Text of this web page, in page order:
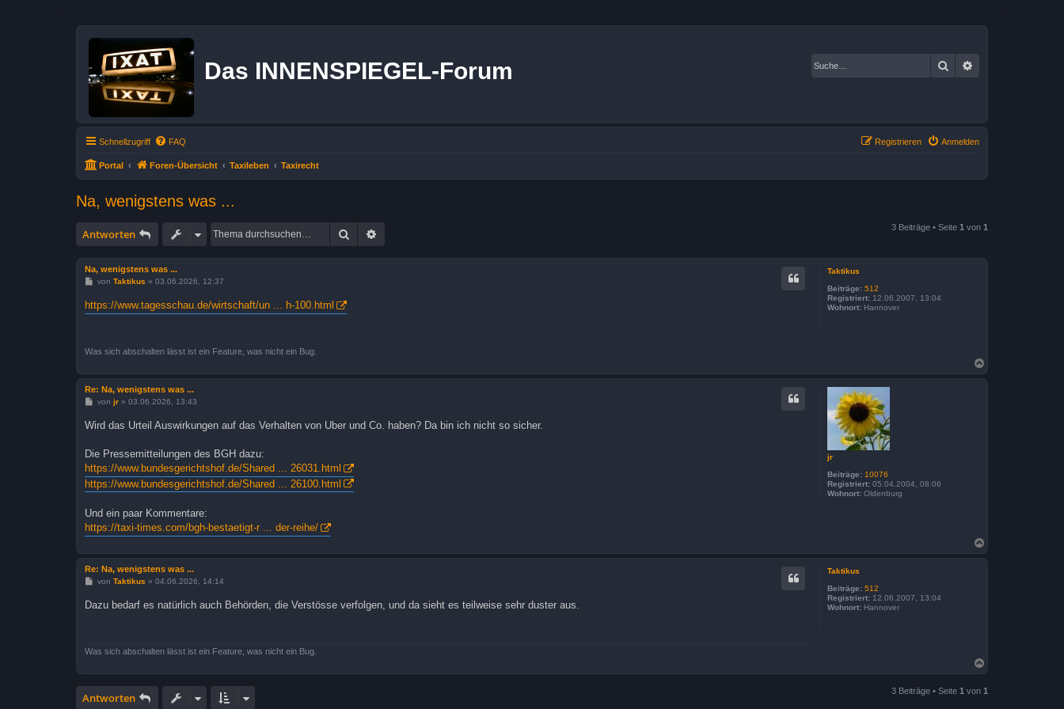
Das INNENSPIEGEL-Forum Suche
Schnellzugriff FAQ Anmelden
Registrieren
Portal Foren-Übersicht Taxileben Taxirecht
Na, wenigstens was ...
Antworten Suche 3 Beiträge • Seite 1 von 1
Taktikus
Beiträge: 512
Registriert: 12.06.2007, 13:04
Wohnort: Hannover
Na, wenigstens was ...
B
i
t
von Taktikus » 03.06.2026, 12:37
https://www.tagesschau.de/wirtschaft/un ... h-100.html
Was sich abschalten lässt ist ein Feature, was nicht ein Bug.
a
c
jr
Beiträge: 10076
Registriert: 05.04.2004, 08:06
Wohnort: Oldenburg
Re: Na, wenigstens was ...
B
i
t
g
von jr» 03.06.2026, 13:43
Wird das Urteil Auswirkungen auf das Verhalten von Uber und Co. haben? Da bin ich nicht so sicher.
Die Pressemitteilungen des BGH dazu:
https://www.bundesgerichtshof.de/Shared ... 26031.html
https://www.bundesgerichtshof.de/Shared ... 26100.html
Und ein paar Kommentare:
https://taxi-times.com/bgh-bestaetigt-r ... der-reihe/
a
c
Taktikus
Beiträge: 512
Registriert: 12.06.2007, 13:04
Wohnort: Hannover
Re: Na, wenigstens was ...
B
t
von Taktikus » 04.06.2026, 14:14
Dazu bedarf es natürlich auch Behörden, die Verstösse verfolgen, und da sieht es teilweise sehr duster aus.
Was sich abschalten lässt ist ein Feature, was nicht ein Bug.
a
h
Antworten 3 Beiträge • Seite 1 von 1